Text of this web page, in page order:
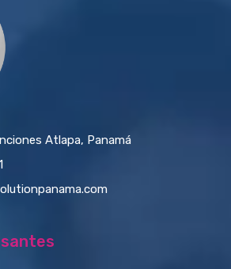
Atlapa, Panamá